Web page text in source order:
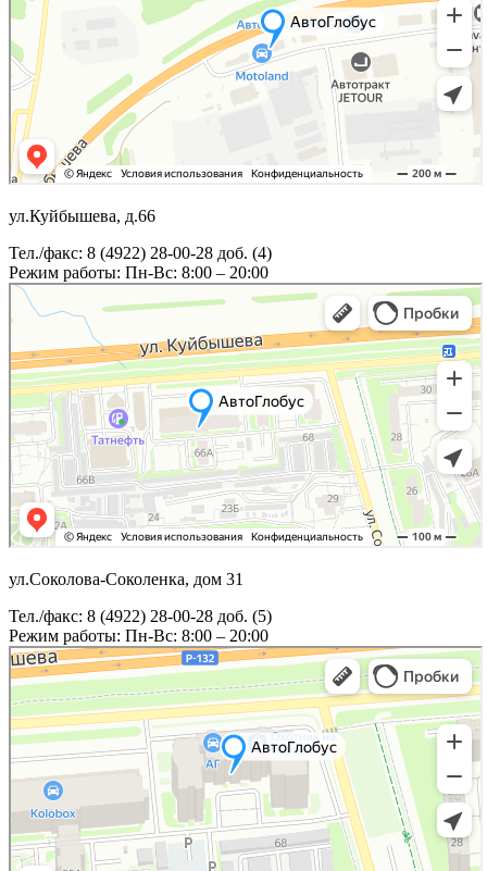
ул.Куйбышева, д.66
Тел./факс: 8 (4922) 28-00-28 доб. (4)
Режим работы: Пн-Вс: 8:00 – 20:00
ул.Соколова-Соколенка, дом 31
Тел./факс: 8 (4922) 28-00-28 доб. (5)
Режим работы: Пн-Вс: 8:00 – 20:00